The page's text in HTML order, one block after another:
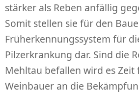
stärker als Reben anfällig
Somit stellen sie für den
Früherkennungssystem für
Pilzerkrankung dar. Sind die
Mehltau befallen wird es Zeit
Weinbauer an die